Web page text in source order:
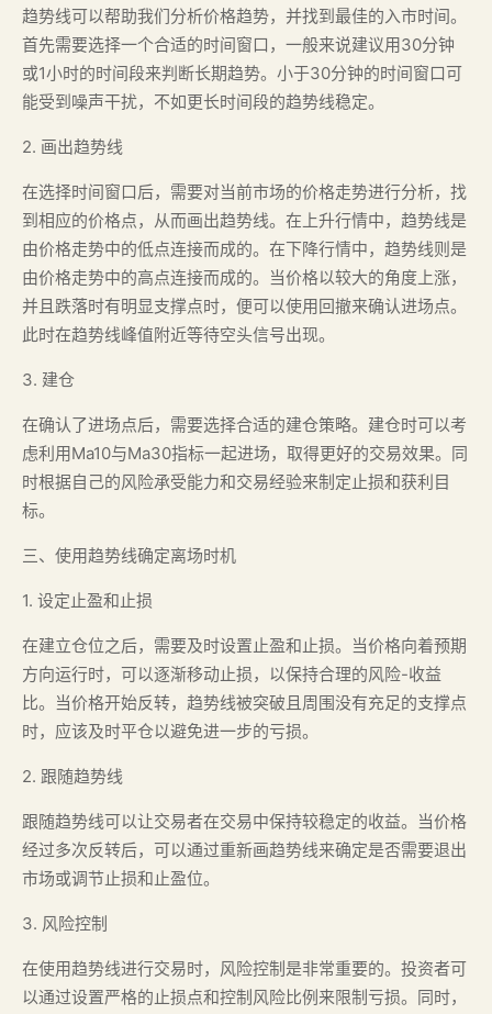
趋势线可以帮助我们分析价格趋势，并找到最佳的入市时间。
首先需要选择一个合适的时间窗口，一般来说建议用30分钟
或1小时的时间段来判断长期趋势。小于30分钟的时间窗口可
能受到噪声干扰，不如更长时间段的趋势线稳定。
2. 画出趋势线
在选择时间窗口后，需要对当前市场的价格走势进行分析，找
到相应的价格点，从而画出趋势线。在上升行情中，趋势线是
由价格走势中的低点连接而成的。在下降行情中，趋势线则是
由价格走势中的高点连接而成的。当价格以较大的角度上涨，
并且跌落时有明显支撑点时，便可以使用回撤来确认进场点。
此时在趋势线峰值附近等待空头信号出现。
3. 建仓
在确认了进场点后，需要选择合适的建仓策略。建仓时可以考
虑利用Ma10与Ma30指标一起进场，取得更好的交易效果。同
时根据自己的风险承受能力和交易经验来制定止损和获利目
标。
三、使用趋势线确定离场时机
1. 设定止盈和止损
在建立仓位之后，需要及时设置止盈和止损。当价格向着预期
方向运行时，可以逐渐移动止损，以保持合理的风险-收益
比。当价格开始反转，趋势线被突破且周围没有充足的支撑点
时，应该及时平仓以避免进一步的亏损。
2. 跟随趋势线
跟随趋势线可以让交易者在交易中保持较稳定的收益。当价格
经过多次反转后，可以通过重新画趋势线来确定是否需要退出
市场或调节止损和止盈位。
3. 风险控制
在使用趋势线进行交易时，风险控制是非常重要的。投资者可
以通过设置严格的止损点和控制风险比例来限制亏损。同时，